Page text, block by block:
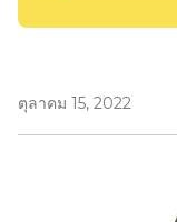
ตุลาคม 15, 2022